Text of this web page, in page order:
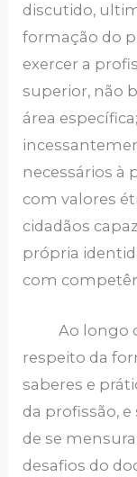
discutido,
formação do
exercer a
superior, não
área
necessários à
com valores
cidadãos
própria
com
Ao longo
respeito da
saberes e
da profissão,
de se
desafios do